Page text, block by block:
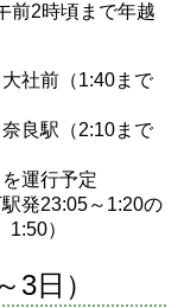
前2時頃まで年越
社前（1:40まで
良駅（2:10まで
運行予定
発23:05～1:20の
）
3日）